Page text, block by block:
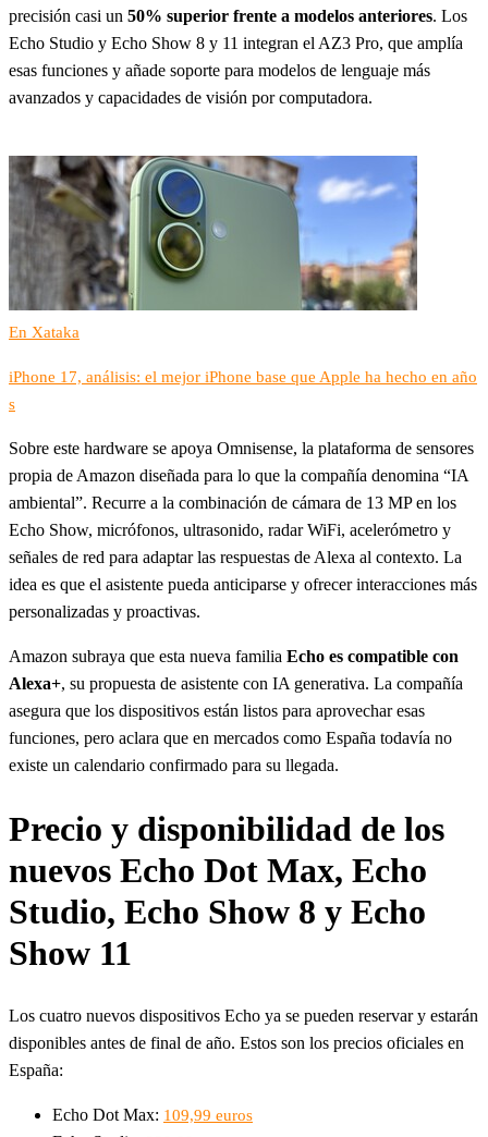
precisión casi un 50% superior frente a modelos anteriores. Los
Echo Studio y Echo Show 8 y 11 integran el AZ3 Pro, que amplía
esas funciones y añade soporte para modelos de lenguaje más
avanzados y capacidades de visión por computadora.
En Xataka
iPhone 17, análisis: el mejor iPhone base que Apple ha hecho en año
s
Sobre este hardware se apoya Omnisense, la plataforma de sensores
propia de Amazon diseñada para lo que la compañía denomina “IA
ambiental”. Recurre a la combinación de cámara de 13 MP en los
Echo Show, micrófonos, ultrasonido, radar WiFi, acelerómetro y
señales de red para adaptar las respuestas de Alexa al contexto. La
idea es que el asistente pueda anticiparse y ofrecer interacciones más
personalizadas y proactivas.
Amazon subraya que esta nueva familia Echo es compatible con
Alexa+, su propuesta de asistente con IA generativa. La compañía
asegura que los dispositivos están listos para aprovechar esas
funciones, pero aclara que en mercados como España todavía no
existe un calendario confirmado para su llegada.
Precio y disponibilidad de los
nuevos Echo Dot Max, Echo
Studio, Echo Show 8 y Echo
Show 11
Los cuatro nuevos dispositivos Echo ya se pueden reservar y estarán
disponibles antes de final de año. Estos son los precios oficiales en
España:
Echo Dot Max: 109,99 euros